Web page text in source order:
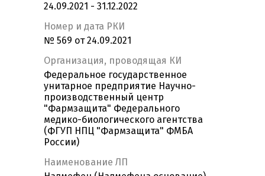
24.09.2021 - 31.12.2022
Номер и дата РКИ
№ 569 от 24.09.2021
Организация, проводящая КИ
Федеральное государственное
унитарное предприятие Научно-
производственный центр
"Фармзащита" Федерального
медико-биологического агентства
(ФГУП НПЦ "Фармзащита" ФМБА
России)
Наименование ЛП